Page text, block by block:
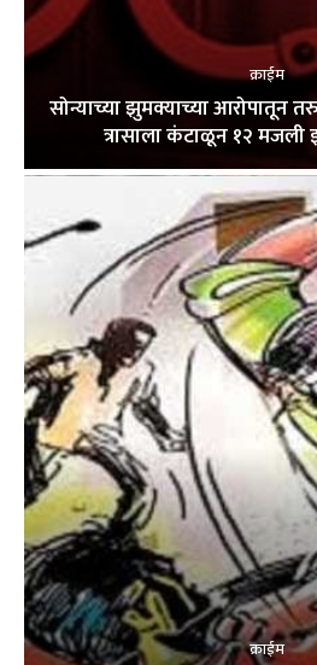
क्राईम
सोन्याच्या झुमक्याच्या आरोपातून
त्रासाला कंटाळून १२ मजली
क्राईम